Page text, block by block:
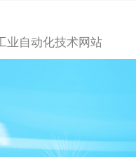
业自动化技术网站